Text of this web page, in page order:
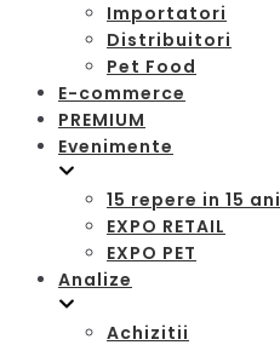
Importatori
Distribuitori
Pet Food
E-commerce
PREMIUM
Evenimente
15 repere in 15 ani
EXPO RETAIL
EXPO PET
Analize
Achizitii